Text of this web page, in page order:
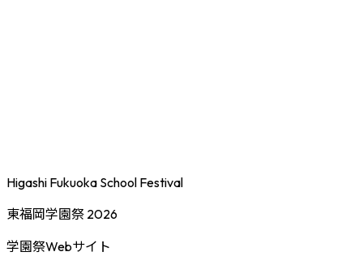
Higashi Fukuoka School Festival
東福岡学園祭 2026
学園祭Webサイト